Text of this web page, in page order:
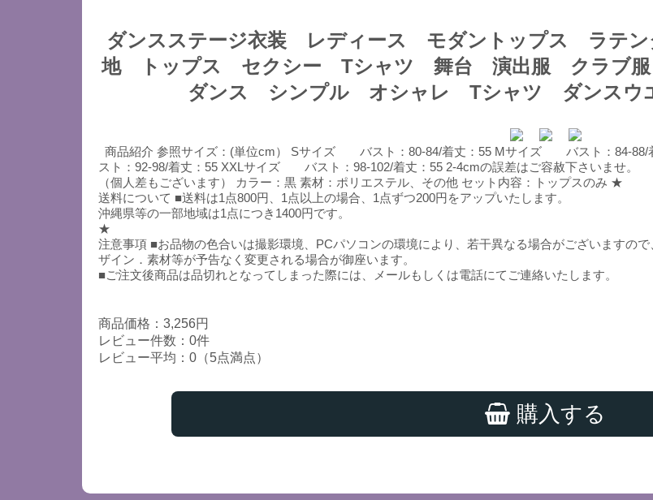
ダンスステージ衣装 レディース モダントップス ラ
地 トップス セクシー Tシャツ 舞台 演出服 クラブ
ダンス シンプル オシャレ Tシャツ ダンスウ
商品紹介 参照サイズ：(単位cm） Sサイズ バスト：80-84/着丈：55 Mサイズ バスト：84-
スト：92-98/着丈：55 XXLサイズ バスト：98-102/着丈：55 2-4cmの誤差はご容赦下さいませ。
（個人差もございます） カラー：黒 素材：ポリエステル、その他 セット内容：トップスのみ ★
送料について ■送料は1点800円、1点以上の場合、1点ずつ200円をアップいたします。
沖縄県等の一部地域は1点につき1400円です。
★
注意事項 ■お品物の色合いは撮影環境、PCパソコンの環境により、若干異なる場合がございますの
ザイン．素材等が予告なく変更される場合が御座います。
■ご注文後商品は品切れとなってしまった際には、メールもしくは電話にてご連絡いたします。
商品価格：3,256円
レビュー件数：0件
レビュー平均：0（5点満点）
購入する